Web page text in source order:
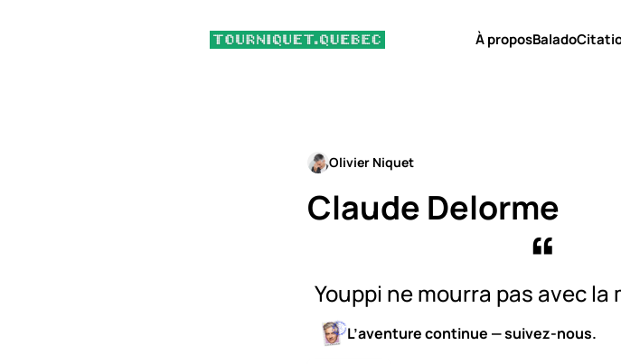
À proposBalado
Olivier Niquet
Claude Delorme
Youppi ne mourra pas avec la
L’aventure continue — suivez-nous.